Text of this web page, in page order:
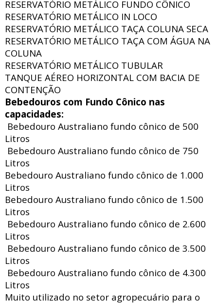
RESERVATÓRIO METÁLICO FUNDO CÔNICO
RESERVATÓRIO METÁLICO IN LOCO
RESERVATÓRIO METÁLICO TAÇA COLUNA SECA
RESERVATÓRIO METÁLICO TAÇA COM ÁGUA NA
COLUNA
RESERVATÓRIO METÁLICO TUBULAR
TANQUE AÉREO HORIZONTAL COM BACIA DE
CONTENÇÃO
Bebedouros com Fundo Cônico nas
capacidades:
Bebedouro Australiano fundo cônico de 500
Litros
Bebedouro Australiano fundo cônico de 750
Litros
Bebedouro Australiano fundo cônico de 1.000
Litros
Bebedouro Australiano fundo cônico de 1.500
Litros
Bebedouro Australiano fundo cônico de 2.600
Litros
Bebedouro Australiano fundo cônico de 3.500
Litros
Bebedouro Australiano fundo cônico de 4.300
Litros
Muito utilizado no setor agropecuário para o